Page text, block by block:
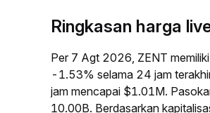
Ringkasan harga
Per 7 Agt 2026, ZENT
-1.53% selama 24 jam
jam mencapai $1.01M.
10.00B. Berdasarkan